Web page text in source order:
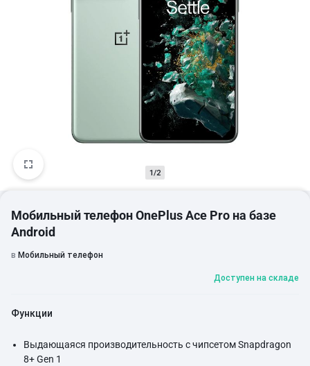
1/2
Мобильный телефон OnePlus Ace Pro на базе
Android
в Мобильный телефон
Доступен на складе
Функции
Выдающаяся производительность с чипсетом Snapdragon
8+ Gen 1